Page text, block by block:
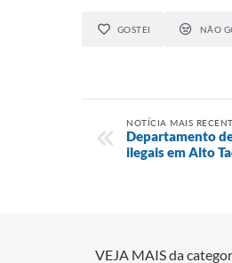
GOSTEI NÃO
NOTÍCIA MAIS
Departamento
ilegais em Alto
VEJA MAIS da